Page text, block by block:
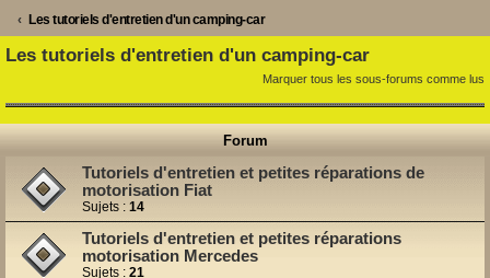
Les tutoriels d'entretien d'un camping-car
h
e
e
Les tutoriels d'entretien d'un camping-car
Marquer tous les sous-forums comme lus
Forum
Tutoriels d'entretien et petites réparations de
motorisation Fiat
Sujets : 14
Tutoriels d'entretien et petites réparations
motorisation Mercedes
Sujets : 21